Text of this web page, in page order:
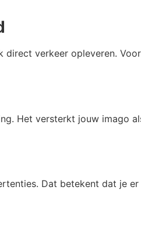
verkeer opleveren.
Het versterkt jouw imago
Dat betekent dat je